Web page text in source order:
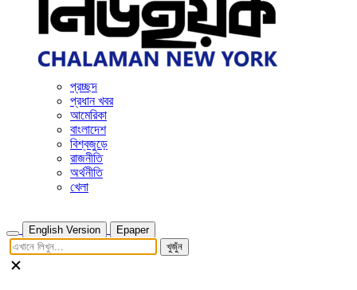
প্রচ্ছদ
প্রধান খবর
আমেরিকা
বাংলাদেশ
বিশ্বজুড়ে
রাজনীতি
অর্থনীতি
খেলা
English Version
Epaper
খুজুঁন